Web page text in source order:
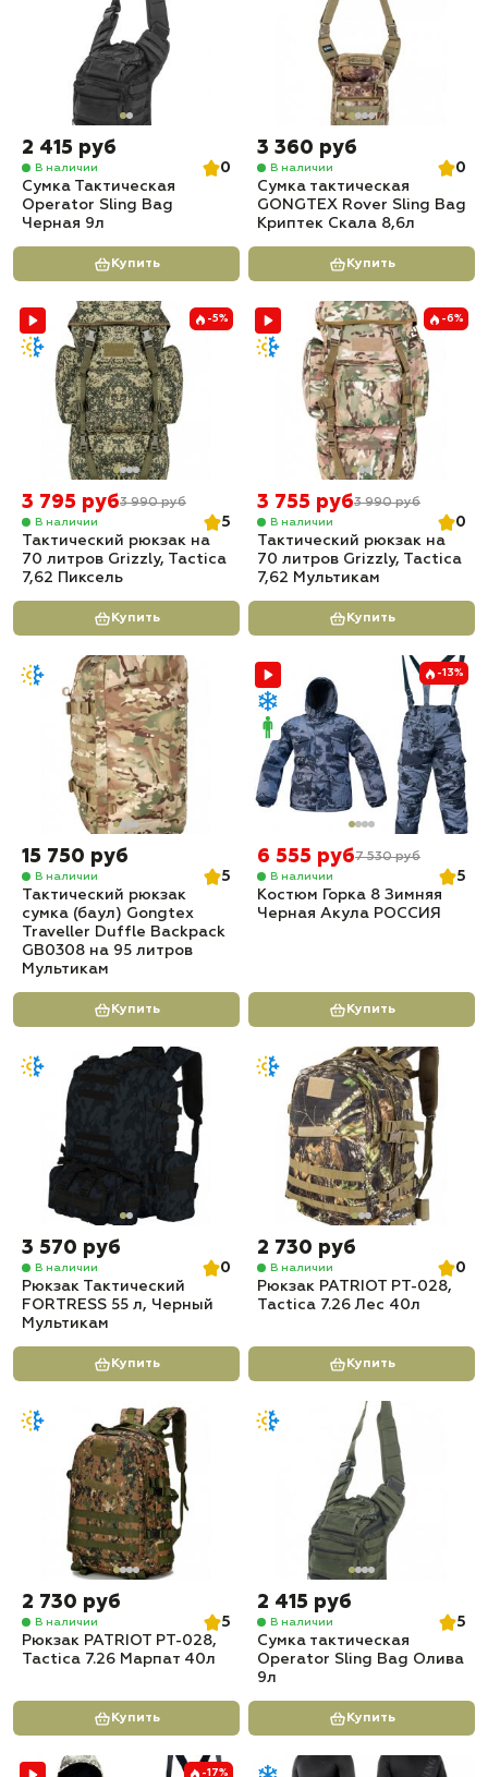
2 415 руб
В наличии
0
Сумка Тактическая
Operator Sling Bag
Черная 9л
Купить
3 360 руб
В наличии
0
Сумка тактическая
GONGTEX Rover Sling Bag
Криптек Скала 8,6л
Купить
-5%
3 795 руб3 990 руб
В наличии
5
Тактический рюкзак на
70 литров Grizzly, Tactica
7,62 Пиксель
Купить
-6%
3 755 руб3 990 руб
В наличии
0
Тактический рюкзак на
70 литров Grizzly, Tactica
7,62 Мультикам
Купить
15 750 руб
В наличии
5
Тактический рюкзак
сумка (баул) Gongtex
Traveller Duffle Backpack
GB0308 на 95 литров
Мультикам
Купить
-13%
6 555 руб7 530 руб
В наличии
5
Костюм Горка 8 Зимняя
Черная Акула РОССИЯ
Купить
3 570 руб
В наличии
0
Рюкзак Тактический
FORTRESS 55 л, Черный
Мультикам
Купить
2 730 руб
В наличии
0
Рюкзак PATRIOT РТ-028,
Tactica 7.26 Лес 40л
Купить
2 730 руб
В наличии
5
Рюкзак PATRIOT РТ-028,
Tactica 7.26 Марпат 40л
Купить
2 415 руб
В наличии
5
Сумка тактическая
Operator Sling Bag Олива
9л
Купить
-17%